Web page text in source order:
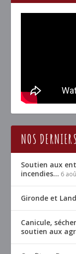
NOS
Soutien aux
incendies… 6
Gironde et
Canicule,
soutien aux